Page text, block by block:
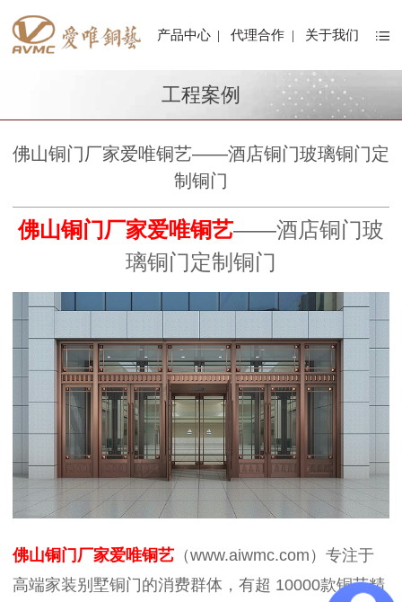
产品中心 | 代理合作 | 关于我们
工程案例
佛山铜门厂家爱唯铜艺——酒店铜门玻璃铜门定
制铜门
佛山铜门厂家爱唯铜艺——酒店铜门玻
璃铜门定制铜门
佛山铜门厂家爱唯铜艺 （www.aiwmc.com）专注于
高端家装别墅铜门的消费群体，有超 10000款铜艺精